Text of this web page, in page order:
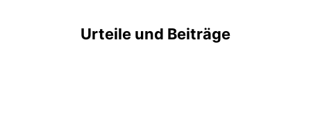
Urteile und Beiträge